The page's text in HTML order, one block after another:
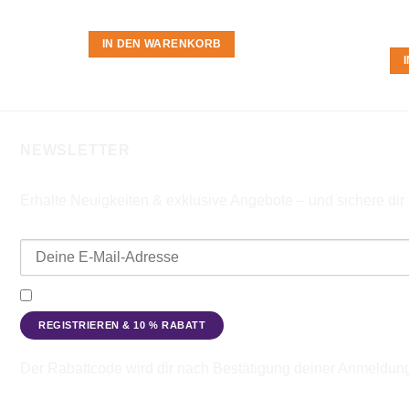
IN DEN WARENKORB